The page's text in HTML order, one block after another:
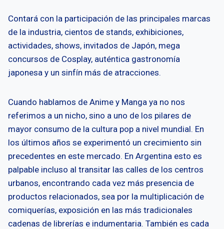
Contará con la participación de las principales marcas
de la industria, cientos de stands, exhibiciones,
actividades, shows, invitados de Japón, mega
concursos de Cosplay, auténtica gastronomía
japonesa y un sinfín más de atracciones.
Cuando hablamos de Anime y Manga ya no nos
referimos a un nicho, sino a uno de los pilares de
mayor consumo de la cultura pop a nivel mundial. En
los últimos años se experimentó un crecimiento sin
precedentes en este mercado. En Argentina esto es
palpable incluso al transitar las calles de los centros
urbanos, encontrando cada vez más presencia de
productos relacionados, sea por la multiplicación de
comiquerías, exposición en las más tradicionales
cadenas de librerías e indumentaria. También es cada